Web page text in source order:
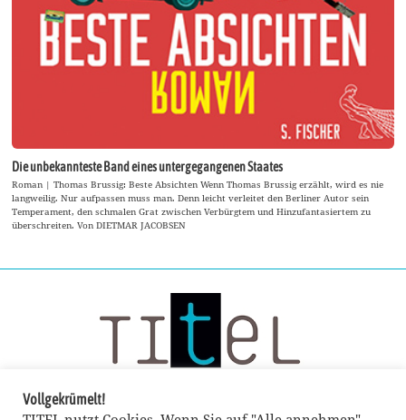
Die unbekannteste Band eines untergegangenen Staates
Roman | Thomas Brussig: Beste Absichten Wenn Thomas Brussig erzählt, wird es nie
langweilig. Nur aufpassen muss man. Denn leicht verleitet den Berliner Autor sein
Temperament, den schmalen Grat zwischen Verbürgtem und Hinzufantasiertem zu
überschreiten. Von DIETMAR JACOBSEN
Vollgekrümelt!